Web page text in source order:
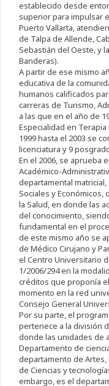
establecido desde
superior para impulsar
Puerto Vallarta,
de Talpa de Allende,
Sebastián del Oeste, y
Banderas).
A partir de ese mismo
educativa de la
humanos calificados
carreras de Turismo,
a las que en el año de
Especialidad en
1999 hasta el 2003 se
licenciatura y 9
En el 2006, se aprueba
Académico-
departamental
Sociales y
la Salud, en donde las
del conocimiento,
fundamental en el
de este mismo año se
de Médico Cirujano y
el Centro Universitario
1/2006/294 en la
créditos que proponía
momento en la red
Consejo General
Por su parte, el
pertenece a la división
donde las unidades de
Departamento de
departamento de Artes,
de Ciencias y
embargo, es el